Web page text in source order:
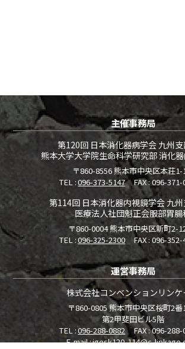
主催事務局
第120回 日本消化器病学会 九州
熊本大学大学院生命科学研究部消化
〒860-8556熊本市中央区本荘1-
TEL
096-373-5147 FAX 096-371-
第114回 日本消化器内視鏡学会 九
医療法人社団魁正会服部胃腸
〒860-0004熊本市中央区新町2-
TEL
096-325-2300 FAX 096-352-
運営事務局
株式会社コンベンションリンケ
〒860-0805熊本市中央区桜町2番
第2甲斐田ビル5階
TEL 096-288-0882 FAX 096-288-
E-mail jgesk120-114@c-